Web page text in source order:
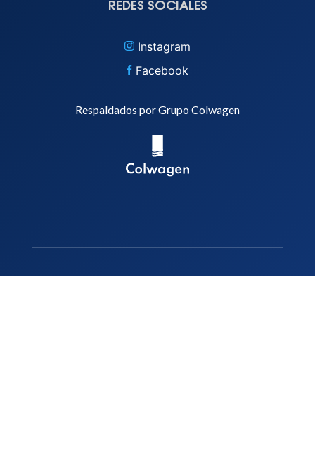
REDES SOCIALES
Instagram
Facebook
Respaldados por Grupo Colwagen